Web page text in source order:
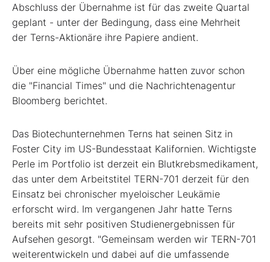
Abschluss der Übernahme ist für das zweite Quartal
geplant - unter der Bedingung, dass eine Mehrheit
der Terns-Aktionäre ihre Papiere andient.
Über eine mögliche Übernahme hatten zuvor schon
die "Financial Times" und die Nachrichtenagentur
Bloomberg berichtet.
Das Biotechunternehmen Terns hat seinen Sitz in
Foster City im US-Bundesstaat Kalifornien. Wichtigste
Perle im Portfolio ist derzeit ein Blutkrebsmedikament,
das unter dem Arbeitstitel TERN-701 derzeit für den
Einsatz bei chronischer myeloischer Leukämie
erforscht wird. Im vergangenen Jahr hatte Terns
bereits mit sehr positiven Studienergebnissen für
Aufsehen gesorgt. "Gemeinsam werden wir TERN-701
weiterentwickeln und dabei auf die umfassende